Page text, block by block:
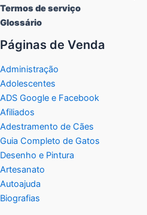
Termos de serviço
Glossário
Páginas de Venda
Administração
Adolescentes
ADS Google e Facebook
Afiliados
Adestramento de Cães
Guia Completo de Gatos
Desenho e Pintura
Artesanato
Autoajuda
Biografias